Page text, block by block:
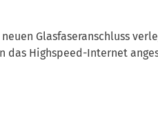
Glasfaseranschluss
das Highspeed-Internet